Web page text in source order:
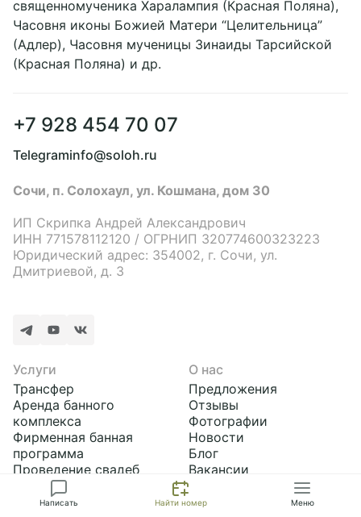
Написать Найти номер Меню
священномученика Харалампия (Красная Поляна),
Часовня иконы Божией Матери “Целительница”
(Адлер), Часовня мученицы Зинаиды Тарсийской
(Красная Поляна) и др.
Смотреть предложение
Применить
+7 928 454 70 07
Telegraminfo@soloh.ru
Сочи, п. Солохаул, ул. Кошмана, дом 30
ИП Скрипка Андрей Александрович
ИНН 771578112120 / ОГРНИП 320774600323223
Юридический адрес: 354002, г. Сочи, ул.
Дмитриевой, д. 3
Услуги
Трансфер
Аренда банного
комплекса
Фирменная банная
программа
Проведение свадеб
Корпоративные
мероприятия
О нас
Предложения
Отзывы
Фотографии
Новости
Блог
Вакансии